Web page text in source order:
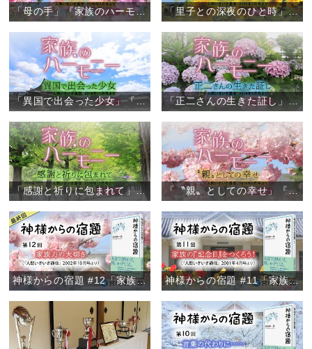
「母の手」『家族のハーモニー』（6） 「里子との深夜のひと時」『家族のハーモニー』（5）
「異国で出会った少女」『家族のハーモニー』（4） 「正二さんの生きた証し」『家族のハーモニー』（3）
「感謝と祈りに包まれて」『家族のハーモニー』（2） 「〝親〟としての幸せ」『家族のハーモニー』（1）
神様からの宿題 #12「家族力の大切さ」 神様からの宿題 #11「家族の『記念日』をつくろう！」